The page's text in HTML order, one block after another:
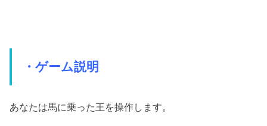
・ゲーム説明
あなたは馬に乗った王を操作します。